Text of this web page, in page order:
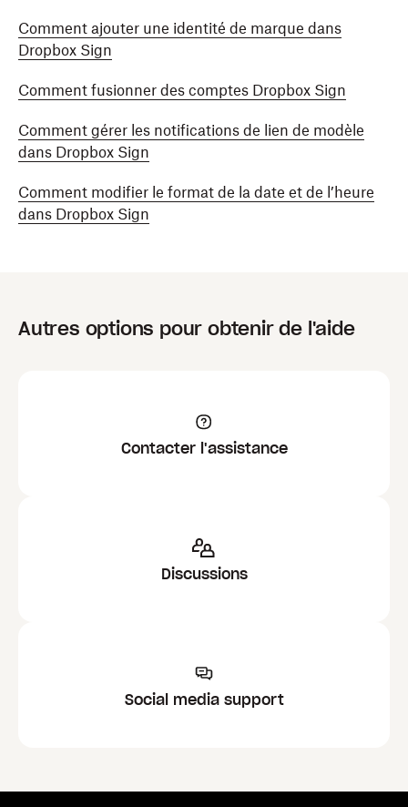
Comment ajouter une identité de marque dans
Dropbox Sign
Comment fusionner des comptes Dropbox Sign
Comment gérer les notifications de lien de modèle
dans Dropbox Sign
Comment modifier le format de la date et de l’heure
dans Dropbox Sign
Autres options pour obtenir de l'aide
Contacter l'assistance
Discussions
Social media support